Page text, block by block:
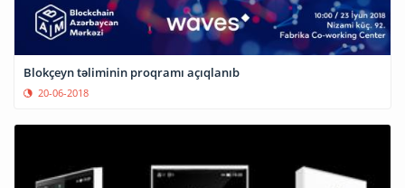
Blokçeyn təliminin proqramı açıqlanıb
20-06-2018